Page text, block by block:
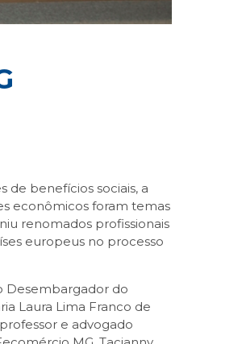
de benefícios sociais, a
econômicos foram temas
renomados profissionais
europeus no processo
Desembargador do
Laura Lima Franco de
e advogado